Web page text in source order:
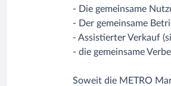
- Die gemeinsame
- Der gemeinsame
- Assistierter Verkauf
- die gemeinsame
Soweit die METRO